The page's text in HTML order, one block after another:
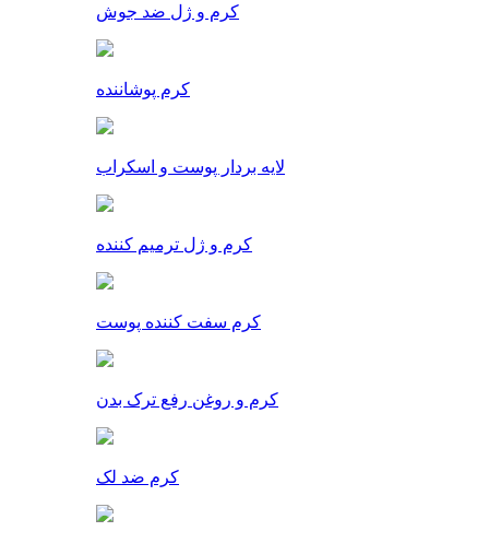
کرم و ژل ضد جوش
کرم پوشاننده
لایه بردار پوست و اسکراب
کرم و ژل ترمیم کننده
کرم سفت کننده پوست
کرم و روغن رفع ترک بدن
کرم ضد لک